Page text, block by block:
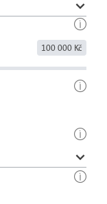
100 000 Kč